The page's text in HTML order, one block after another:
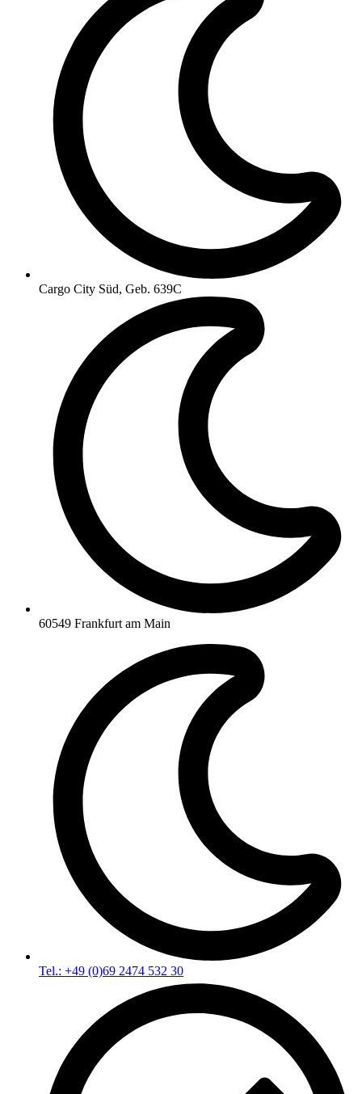
Cargo City Süd, Geb. 639C
60549 Frankfurt am Main
Tel.: +49 (0)69 2474 532 30